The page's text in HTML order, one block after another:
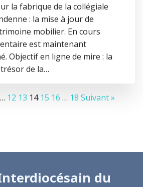
la fabrique de la collégiale
: la mise à jour de
mobilier. En cours
est maintenant
Objectif en ligne de mire : la
de la…
… 12 13 14 15 16 … 18 Suivant »
du